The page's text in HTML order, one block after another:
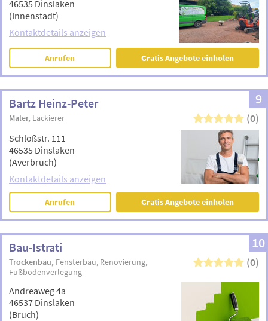
46535 Dinslaken
(Innenstadt)
Kontaktdetails anzeigen
Anrufen Gratis Angebote einholen
9
Bartz Heinz-Peter
Maler Lackierer (0)
Schloßstr. 111
46535 Dinslaken
(Averbruch)
Kontaktdetails anzeigen
Anrufen Gratis Angebote einholen
10
Bau-Istrati
Trockenbau Fensterbau Renovierung
Fußbodenverlegung
(0)
Andreaweg 4a
46537 Dinslaken
(Bruch)